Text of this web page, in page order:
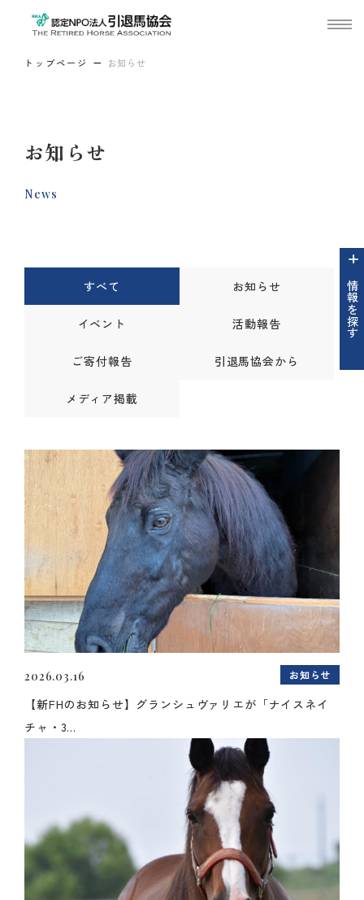
トップページ お知らせ
お知らせ
News
情報を探す
すべて お知らせ
イベント 活動報告
ご寄付報告 引退馬協会から
メディア掲載
2026.03.16 お知らせ
【新FHのお知らせ】グランシュヴァリエが「ナイスネイ
チャ・3...